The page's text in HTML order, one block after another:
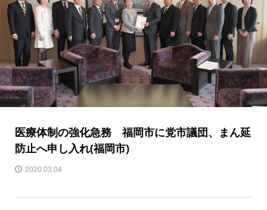
医療体制の強化急務 福岡市に党市議団、まん延
防止へ申し入れ(福岡市)
2020.03.04